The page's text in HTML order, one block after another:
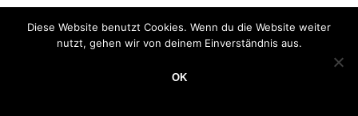
Diese Website benutzt Cookies. Wenn du die Website weiter
nutzt, gehen wir von deinem Einverständnis aus.
OK